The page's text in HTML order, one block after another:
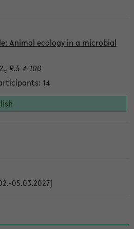
Animal ecology in a microbial
R.5 4-100
14
05.03.2027]